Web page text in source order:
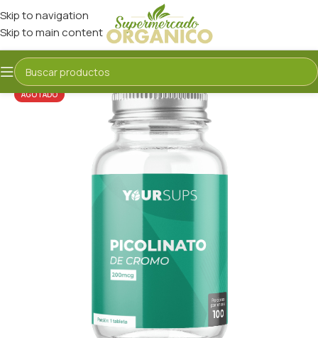
Skip to navigation
Skip to main content
AGOTADO